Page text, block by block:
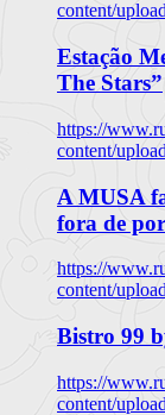
content/
Estação
The Stars”
https://
content/
A MUSA
fora de
https://
content/
Bistro 99
https://
content/